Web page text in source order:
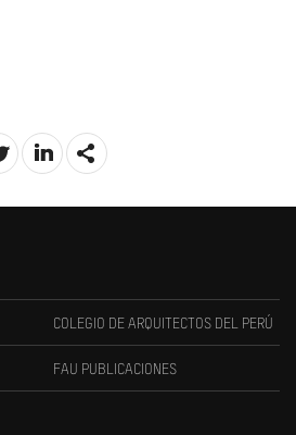
COLEGIO DE ARQUITECTOS DEL PERÚ
FAU PUBLICACIONES